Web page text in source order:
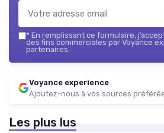
* En remplissant ce formulaire,
des fins commerciales par Voyance
partenaires.
Voyance experience
Ajoutez-nous à vos sources
Les plus lus